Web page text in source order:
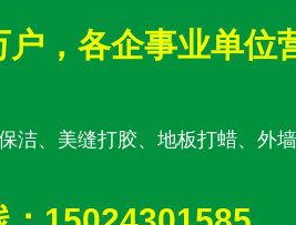
户，各企事业单位
洁、美缝打胶、地板打蜡、外